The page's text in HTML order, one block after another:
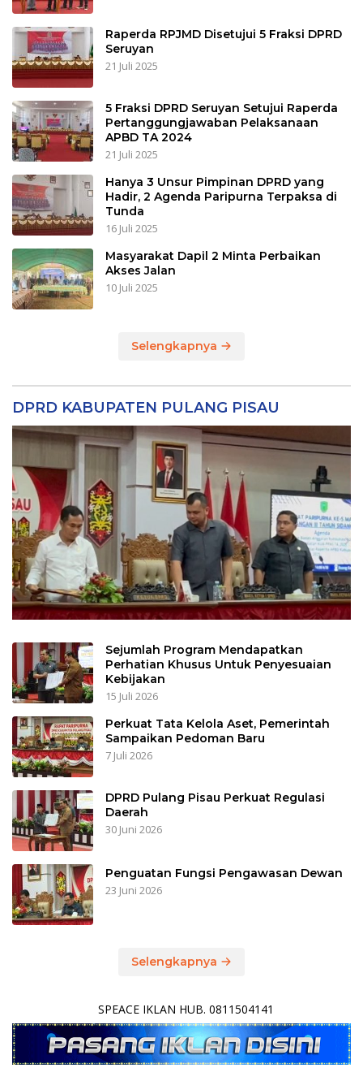
Raperda RPJMD Disetujui 5 Fraksi DPRD
Seruyan
21 Juli 2025
5 Fraksi DPRD Seruyan Setujui Raperda
Pertanggungjawaban Pelaksanaan
APBD TA 2024
21 Juli 2025
Hanya 3 Unsur Pimpinan DPRD yang
Hadir, 2 Agenda Paripurna Terpaksa di
Tunda
16 Juli 2025
Masyarakat Dapil 2 Minta Perbaikan
Akses Jalan
10 Juli 2025
Selengkapnya
DPRD KABUPATEN PULANG PISAU
Sejumlah Program Mendapatkan
Perhatian Khusus Untuk Penyesuaian
Kebijakan
15 Juli 2026
Perkuat Tata Kelola Aset, Pemerintah
Sampaikan Pedoman Baru
7 Juli 2026
DPRD Pulang Pisau Perkuat Regulasi
Daerah
30 Juni 2026
Penguatan Fungsi Pengawasan Dewan
23 Juni 2026
Selengkapnya
SPEACE IKLAN HUB. 0811504141